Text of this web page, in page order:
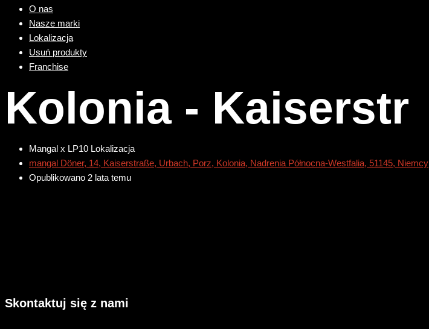
O nas
Nasze marki
Lokalizacja
Usuń produkty
Franchise
Kolonia - Kaiserstr
Mangal x LP10 Lokalizacja
mangal Döner, 14, Kaiserstraße, Urbach, Porz, Kolonia, Nadrenia Północna-Westfalia, 51145, Niemcy
Opublikowano 2 lata temu
Skontaktuj się z nami